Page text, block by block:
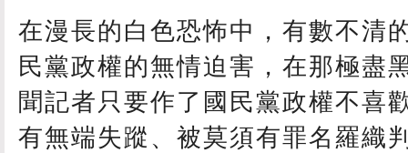
在漫長的白色恐怖中，有數不清
民黨政權的無情迫害，在那極盡
聞記者只要作了國民黨政權不喜
有無端失蹤、被莫須有罪名羅織